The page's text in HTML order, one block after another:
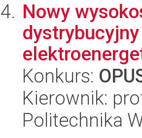
Nowy
Konkurs:
Kierownik:
Politechnika